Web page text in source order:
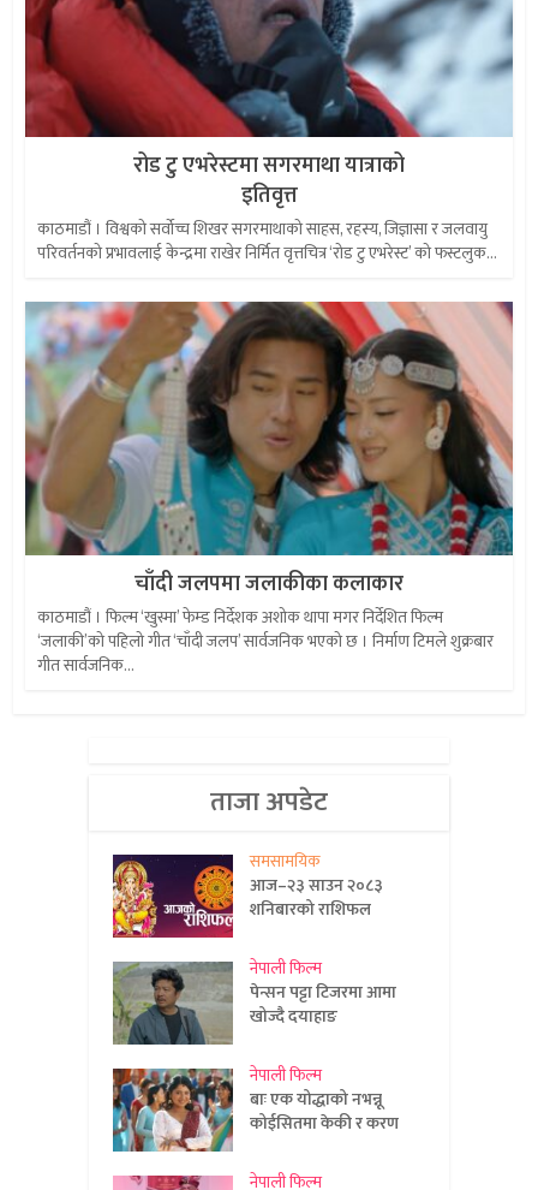
रोड टु एभरेस्टमा सगरमाथा यात्राको
इतिवृत्त
काठमाडौं । विश्वको सर्वोच्च शिखर सगरमाथाको साहस, रहस्य, जिज्ञासा र जलवायु
परिवर्तनको प्रभावलाई केन्द्रमा राखेर निर्मित वृत्तचित्र ‘रोड टु एभरेस्ट’ को फस्टलुक...
चाँदी जलपमा जलाकीका कलाकार
काठमाडौं । फिल्म ‘खुस्मा’ फेम्ड निर्देशक अशोक थापा मगर निर्देशित फिल्म
‘जलाकी’को पहिलो गीत ‘चाँदी जलप’ सार्वजनिक भएको छ । निर्माण टिमले शुक्रबार
गीत सार्वजनिक...
ताजा अपडेट
समसामयिक
आज–२३ साउन २०८३
शनिबारको राशिफल
नेपाली फिल्म
पेन्सन पट्टा टिजरमा आमा
खोज्दै दयाहाङ
नेपाली फिल्म
बाः एक योद्धाको नभन्नू
कोईसितमा केकी र करण
नेपाली फिल्म